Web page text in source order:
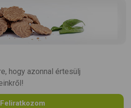
hogy azonnal értesülj
Feliratkozom